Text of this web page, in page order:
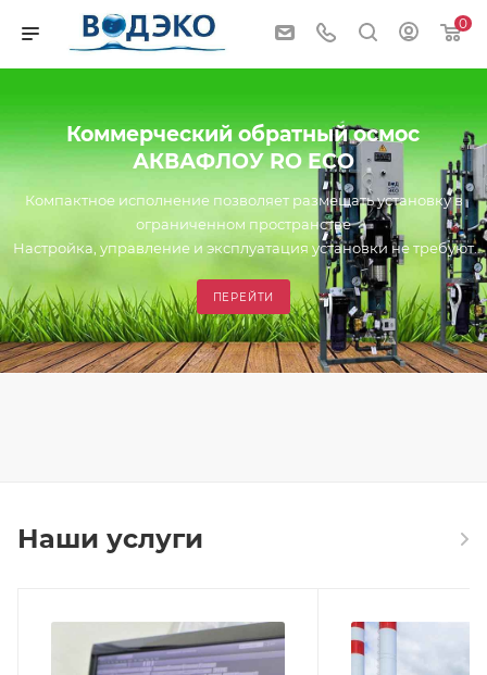
0
Коммерческий обратный осмос
АКВАФЛОУ RO ECO
Компактное исполнение позволяет размещать установку в
ограниченном пространстве
Настройка, управление и эксплуатация установки не требуют
специальной квалификации
Установка подключается к однофазной бытовой сети
электропитания 220В.
ПЕРЕЙТИ
Наши услуги